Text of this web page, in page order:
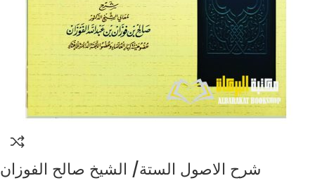
شرح الاصول الستة/ الشيخ صالح الفوزان